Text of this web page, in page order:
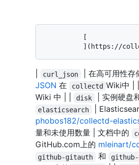
curl_json | 在高可用性
JSON 在 collectd Wiki中 | |
Wiki 中 | | disk | 实例硬盘
elasticsearch
|
phobos182/collectd-
量和未使用数量 | 文档中的
GitHub.com上的 mleinart/
github-gitauth 和